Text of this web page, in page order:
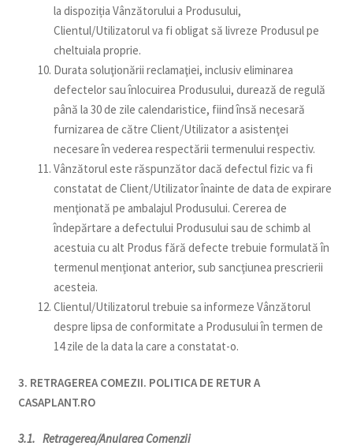
la dispoziția Vânzătorului a Produsului,
Clientul/Utilizatorul va fi obligat să livreze Produsul pe
cheltuiala proprie.
Durata soluţionării reclamaţiei, inclusiv eliminarea
defectelor sau înlocuirea Produsului, durează de regulă
până la 30 de zile calendaristice, fiind însă necesară
furnizarea de către Client/Utilizator a asistenţei
necesare în vederea respectării termenului respectiv.
Vânzătorul este răspunzător dacă defectul fizic va fi
constatat de Client/Utilizator înainte de data de expirare
menţionată pe ambalajul Produsului. Cererea de
îndepărtare a defectului Produsului sau de schimb al
acestuia cu alt Produs fără defecte trebuie formulată în
termenul menţionat anterior, sub sancţiunea prescrierii
acesteia.
Clientul/Utilizatorul trebuie sa informeze Vânzătorul
despre lipsa de conformitate a Produsului în termen de
14 zile de la data la care a constatat-o.
3. RETRAGEREA COMEZII. POLITICA DE RETUR A
CASAPLANT.RO
3.1. Retragerea/Anularea Comenzii